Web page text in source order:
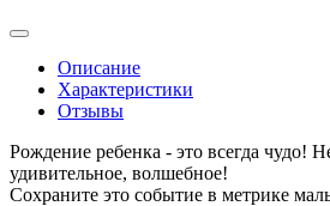
Описание
Характеристики
Отзывы
Рождение ребенка - это всегда чудо!
удивительное, волшебное!
Сохраните это событие в метрике